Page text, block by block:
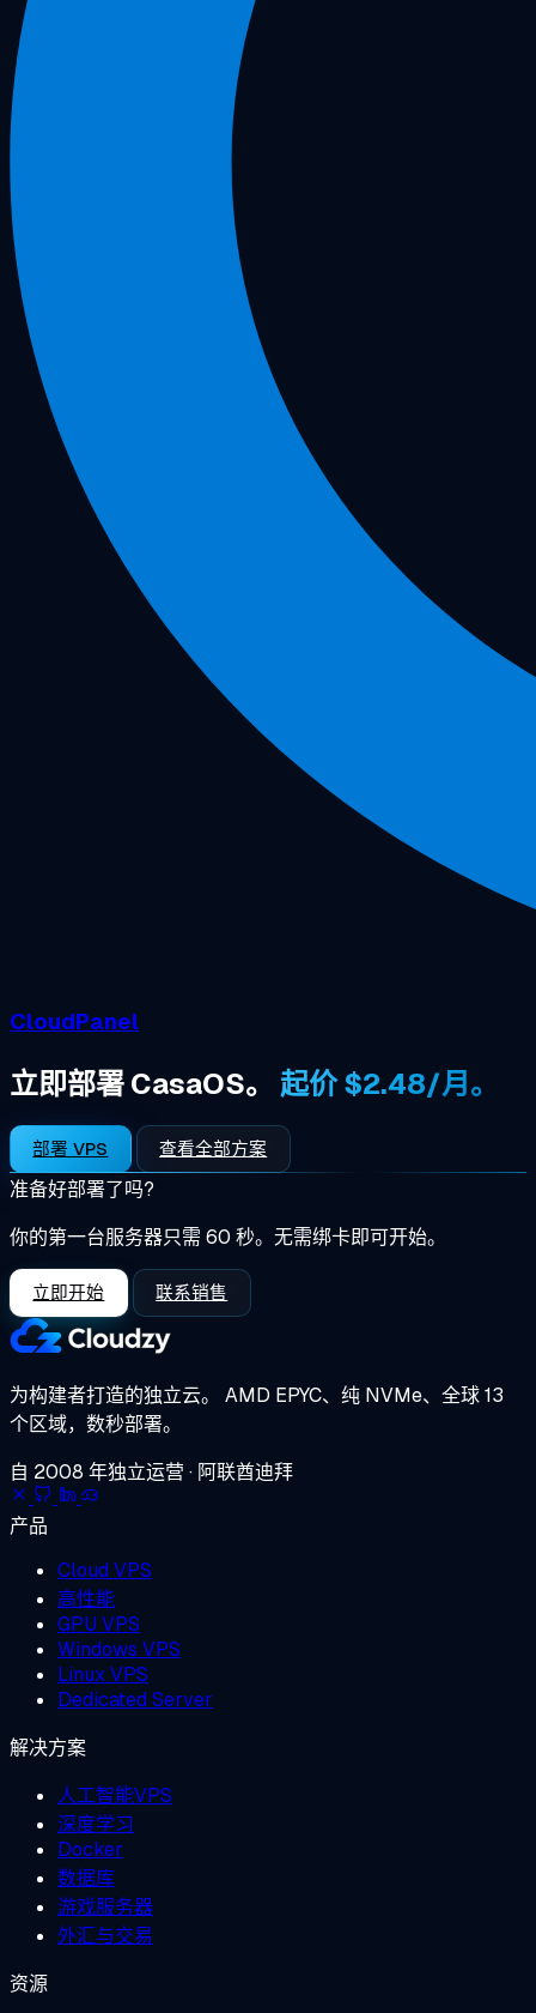
CloudPanel
立即部署 CasaOS。 起价 $2.48/月。
部署 VPS 查看全部方案
准备好部署了吗?
你的第一台服务器只需 60 秒。无需绑卡即可开始。
立即开始 联系销售
为构建者打造的独立云。 AMD EPYC、纯 NVMe、全球 13
个区域，数秒部署。
自 2008 年独立运营 · 阿联酋迪拜
产品
Cloud VPS
高性能
GPU VPS
Windows VPS
Linux VPS
Dedicated Server
解决方案
人工智能VPS
深度学习
Docker
数据库
游戏服务器
外汇与交易
资源